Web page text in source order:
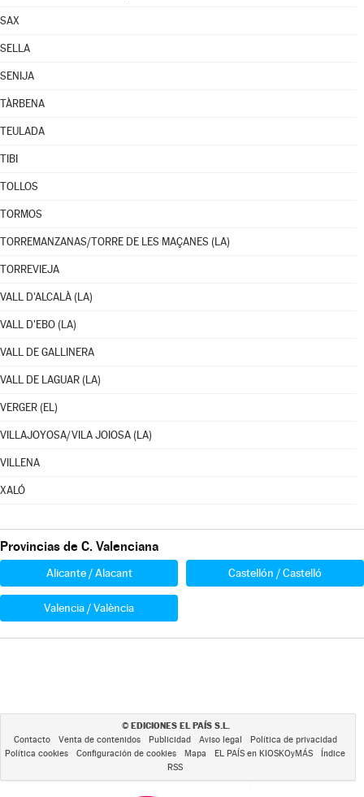
SAX
SELLA
SENIJA
TÀRBENA
TEULADA
TIBI
TOLLOS
TORMOS
TORREMANZANAS/TORRE DE LES MAÇANES (LA)
TORREVIEJA
VALL D'ALCALÀ (LA)
VALL D'EBO (LA)
VALL DE GALLINERA
VALL DE LAGUAR (LA)
VERGER (EL)
VILLAJOYOSA/VILA JOIOSA (LA)
VILLENA
XALÓ
Provincias de C. Valenciana
Alicante / Alacant Castellón / Castelló
Valencia / València
© EDICIONES EL PAÍS S.L.
Contacto Venta de contenidos Publicidad Aviso legal
Política de privacidad
Política cookies
Configuración de cookies Mapa EL PAÍS en KIOSKOyMÁS
Índice
RSS